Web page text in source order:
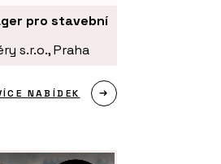
pro stavební
s.r.o., Praha
NABÍDEK